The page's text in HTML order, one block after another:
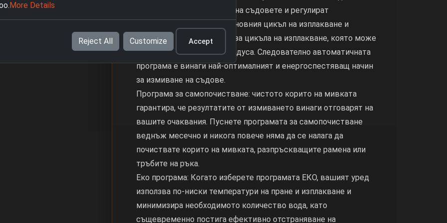
откриват замърсяването на съдовете и регулират
продължителността на основния цикъл на изплакване и
температурата на водата за цикъла на изплакване, която може
да бъде между 45 и 65 градуса. Следователно автоматичната
програма е винаги най-оптималният и енергоспестяващ начин
за измиване на съдове.
Програма за самопочистване: чистото корито на мивката
гарантира, че резултатите от измиването винаги отговарят на
вашите очаквания. Пуснете програмата за самопочистване
веднъж месечно и никога повече няма да се налага да
почиствате корито на мивката, разпръскващите рамена или
тръбите на ръка.
Еко програма: Когато изберете програмата ЕКО, вашият уред
използва по-ниски температури на пране и изплакване и
минимизира необходимото количество вода, като
същевременно постига ефективно отстраняване на
More Details
Reject All Customize Accept